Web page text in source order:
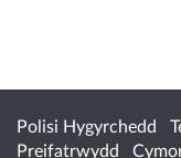
Polisi Hygyrchedd
Preifatrwydd